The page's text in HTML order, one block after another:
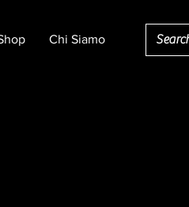
Chi Siamo